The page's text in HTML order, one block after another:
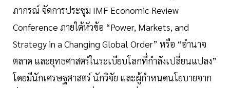
ภากรณ์ จัดการประชุม IMF Economic Review
Conference ภายใต้หัวข้อ “Power, Markets, and
Strategy in a Changing Global Order” หรือ “อำนาจ
ตลาด และยุทธศาสตร์ในระเบียบโลกที่กำลังเปลี่ยนแปลง”
โดยมีนักเศรษฐศาสตร์ นักวิจัย และผู้กำหนดนโยบายจาก